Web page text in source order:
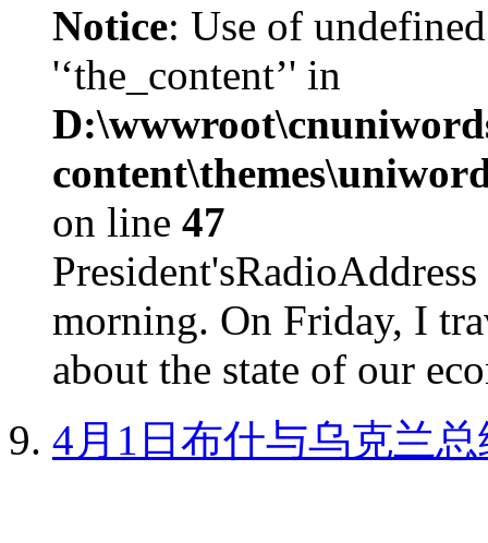
Notice: Use of
'‘the_content’' in
on line 47
morning. On Friday, I
about the state of our
4月1日布什与乌克兰